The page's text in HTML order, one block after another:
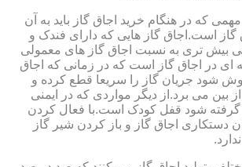
مهمی که در هنگام خرید اجاق گاز باید به آن
گاز است.اجاق گاز هایی که دارای فندک و
بیش تری به نسبت اجاق گاز های معمولی
ای در اجاق گاز است که در زمانی که اجاق
شود جریان گاز را سریعا قطع کرده و
بین می برد.از دیگر مواردی که در ایمنی
گرفته شود قفل کودک است.با فعال کردن
دستکاری اجاق گاز و باز کردن شیر گاز